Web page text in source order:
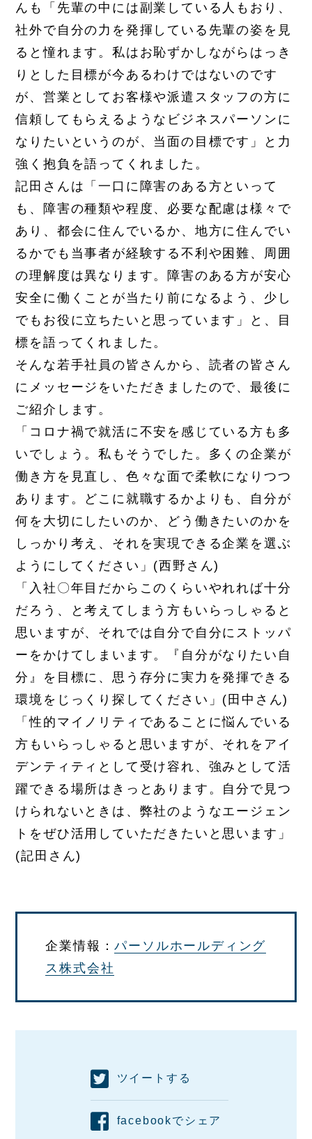
んも「先輩の中には副業している人もおり、
社外で自分の力を発揮している先輩の姿を見
ると憧れます。私はお恥ずかしながらはっき
りとした目標が今あるわけではないのです
が、営業としてお客様や派遣スタッフの方に
信頼してもらえるようなビジネスパーソンに
なりたいというのが、当面の目標です」と力
強く抱負を語ってくれました。
記田さんは「一口に障害のある方といって
も、障害の種類や程度、必要な配慮は様々で
あり、都会に住んでいるか、地方に住んでい
るかでも当事者が経験する不利や困難、周囲
の理解度は異なります。障害のある方が安心
安全に働くことが当たり前になるよう、少し
でもお役に立ちたいと思っています」と、目
標を語ってくれました。
そんな若手社員の皆さんから、読者の皆さん
にメッセージをいただきましたので、最後に
ご紹介します。
「コロナ禍で就活に不安を感じている方も多
いでしょう。私もそうでした。多くの企業が
働き方を見直し、色々な面で柔軟になりつつ
あります。どこに就職するかよりも、自分が
何を大切にしたいのか、どう働きたいのかを
しっかり考え、それを実現できる企業を選ぶ
ようにしてください」(西野さん)
「入社〇年目だからこのくらいやれれば十分
だろう、と考えてしまう方もいらっしゃると
思いますが、それでは自分で自分にストッパ
ーをかけてしまいます。『自分がなりたい自
分』を目標に、思う存分に実力を発揮できる
環境をじっくり探してください」(田中さん)
「性的マイノリティであることに悩んでいる
方もいらっしゃると思いますが、それをアイ
デンティティとして受け容れ、強みとして活
躍できる場所はきっとあります。自分で見つ
けられないときは、弊社のようなエージェン
トをぜひ活用していただきたいと思います」
(記田さん)
企業情報：パーソルホールディング
ス株式会社
ツイートする
facebookでシェア